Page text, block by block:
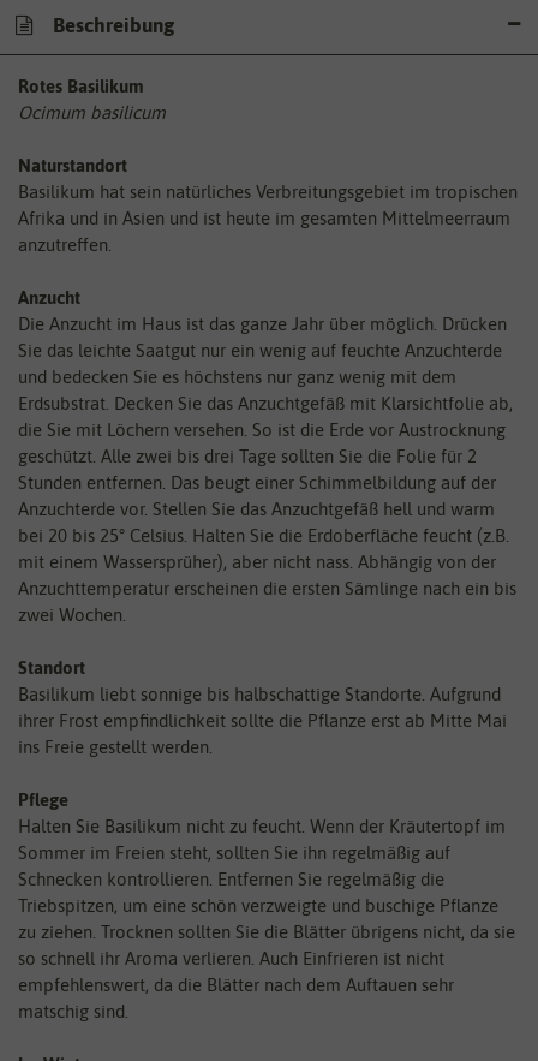
Beschreibung
Rotes Basilikum
Ocimum basilicum
Naturstandort
Basilikum hat sein natürliches Verbreitungsgebiet im tropischen
Afrika und in Asien und ist heute im gesamten Mittelmeerraum
anzutreffen.
Anzucht
Die Anzucht im Haus ist das ganze Jahr über möglich. Drücken
Sie das leichte Saatgut nur ein wenig auf feuchte Anzuchterde
und bedecken Sie es höchstens nur ganz wenig mit dem
Erdsubstrat. Decken Sie das Anzuchtgefäß mit Klarsichtfolie ab,
die Sie mit Löchern versehen. So ist die Erde vor Austrocknung
geschützt. Alle zwei bis drei Tage sollten Sie die Folie für 2
Stunden entfernen. Das beugt einer Schimmelbildung auf der
Anzuchterde vor. Stellen Sie das Anzuchtgefäß hell und warm
bei 20 bis 25° Celsius. Halten Sie die Erdoberfläche feucht (z.B.
mit einem Wassersprüher), aber nicht nass. Abhängig von der
Anzuchttemperatur erscheinen die ersten Sämlinge nach ein bis
zwei Wochen.
Standort
Basilikum liebt sonnige bis halbschattige Standorte. Aufgrund
ihrer Frost empfindlichkeit sollte die Pflanze erst ab Mitte Mai
ins Freie gestellt werden.
Pflege
Halten Sie Basilikum nicht zu feucht. Wenn der Kräutertopf im
Sommer im Freien steht, sollten Sie ihn regelmäßig auf
Schnecken kontrollieren. Entfernen Sie regelmäßig die
Triebspitzen, um eine schön verzweigte und buschige Pflanze
zu ziehen. Trocknen sollten Sie die Blätter übrigens nicht, da sie
so schnell ihr Aroma verlieren. Auch Einfrieren ist nicht
empfehlenswert, da die Blätter nach dem Auftauen sehr
matschig sind.